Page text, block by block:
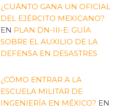
¿CUÁNTO GANA UN OFICIAL
DEL EJÉRCITO MEXICANO?
EN PLAN DN-III-E: GUÍA
SOBRE EL AUXILIO DE LA
DEFENSA EN DESASTRES
¿CÓMO ENTRAR A LA
ESCUELA MILITAR DE
INGENIERÍA EN MÉXICO? EN